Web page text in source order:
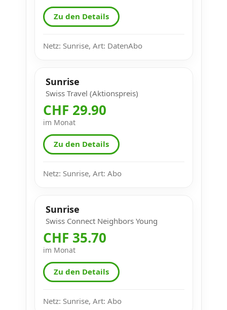
Zu den Details
Netz: Sunrise, Art: DatenAbo
Sunrise
Swiss Travel (Aktionspreis)
CHF 29.90
im Monat
Zu den Details
Netz: Sunrise, Art: Abo
Sunrise
Swiss Connect Neighbors Young
CHF 35.70
im Monat
Zu den Details
Netz: Sunrise, Art: Abo